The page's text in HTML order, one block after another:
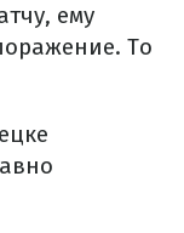
ему
То